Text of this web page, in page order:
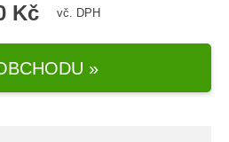
Kč vč. DPH
»